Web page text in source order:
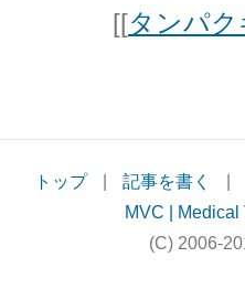
[[タンパ
トップ 記事を書く
MVC |
(C) 2006-